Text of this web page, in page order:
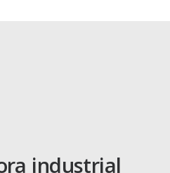
industrial